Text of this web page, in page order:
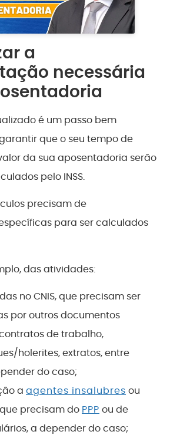
a
necessária
é um passo bem
que o seu tempo de
da sua aposentadoria serão
pelo INSS.
precisam de
para ser calculados
das atividades:
no CNIS, que precisam ser
por outros documentos
de trabalho,
holerites, extratos, entre
do caso;
a agentes insalubres ou
precisam do PPP ou de
a depender do caso;